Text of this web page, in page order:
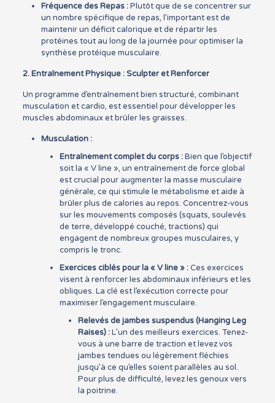
Fréquence des Repas :Plutôt que de se concentrer sur
un nombre spécifique de repas, l’important est de
maintenir un déficit calorique et de répartir les
protéines tout au long de la journée pour optimiser la
synthèse protéique musculaire.
2. Entraînement Physique : Sculpter et Renforcer
Un programme d’entraînement bien structuré, combinant
musculation et cardio, est essentiel pour développer les
muscles abdominaux et brûler les graisses.
Musculation :
Entraînement complet du corps :Bien que l’objectif
soit la « V line », un entraînement de force global
est crucial pour augmenter la masse musculaire
générale, ce qui stimule le métabolisme et aide à
brûler plus de calories au repos. Concentrez-vous
sur les mouvements composés (squats, soulevés
de terre, développé couché, tractions) qui
engagent de nombreux groupes musculaires, y
compris le tronc.
Exercices ciblés pour la « V line » :Ces exercices
visent à renforcer les abdominaux inférieurs et les
obliques. La clé est l’exécution correcte pour
maximiser l’engagement musculaire.
Relevés de jambes suspendus (Hanging Leg
Raises) :L’un des meilleurs exercices. Tenez-
vous à une barre de traction et levez vos
jambes tendues ou légèrement fléchies
jusqu’à ce qu’elles soient parallèles au sol.
Pour plus de difficulté, levez les genoux vers
la poitrine.